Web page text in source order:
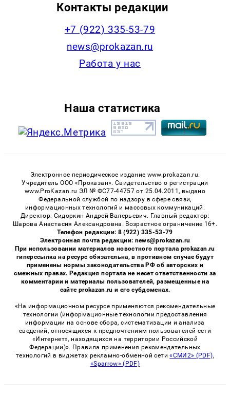
Контакты редакции
+7 (922) 335-53-79
news@prokazan.ru
Работа у нас
Наша статистика
Электронное периодическое издание www.prokazan.ru.
Учредитель ООО «Проказан». Cвидетельство о регистрации
www.ProKazan.ru ЭЛ № ФС77-44757 от 25.04.2011, выдано
Федеральной службой по надзору в сфере связи,
информационных технологий и массовых коммуникаций.
Директор: Сидоркин Андрей Валерьевич. Главный редактор:
Шарова Анастасия Александровна. Возрастное ограничение 16+.
Телефон редакции: 8 (922) 335-53-79
Электронная почта редакции: news@prokazan.ru
При использовании материалов новостного портала prokazan.ru
гиперссылка на ресурс обязательна, в противном случае будут
применены нормы законодательства РФ об авторских и
смежных правах. Редакция портала не несет ответственности за
комментарии и материалы пользователей, размещенные на
сайте prokazan.ru и его субдоменах.
«На информационном ресурсе применяются рекомендательные
технологии (информационные технологии предоставления
информации на основе сбора, систематизации и анализа
сведений, относящихся к предпочтениям пользователей сети
«Интернет», находящихся на территории Российской
Федерации)». Правила применения рекомендательных
технологий в виджетах рекламно-обменной сети«СМИ2» (PDF),
«Sparrow» (PDF)